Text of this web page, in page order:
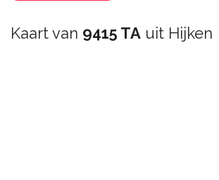
Kaart van 9415 TA uit Hijken